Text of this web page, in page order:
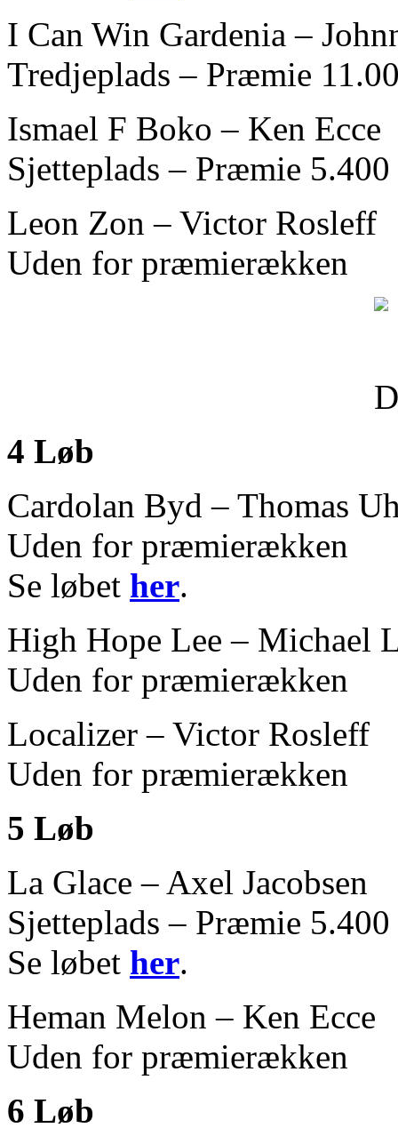
I Can Win Gardenia –
Tredjeplads – Præmie
Ismael F Boko – Ken Ecce
Sjetteplads – Præmie 5.400
Leon Zon – Victor Rosleff
Uden for præmierækken
4 Løb
Cardolan Byd – Thomas
Uden for præmierækken
Se løbet her.
High Hope Lee – Michael
Uden for præmierækken
Localizer – Victor Rosleff
Uden for præmierækken
5 Løb
La Glace – Axel Jacobsen
Sjetteplads – Præmie 5.400
Se løbet her.
Heman Melon – Ken Ecce
Uden for præmierækken
6 Løb